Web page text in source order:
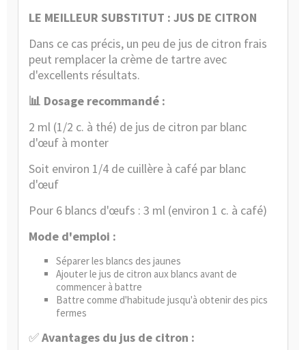
LE MEILLEUR SUBSTITUT : JUS DE CITRON
Dans ce cas précis, un peu de jus de citron frais
peut remplacer la crème de tartre avec
d'excellents résultats.
📊 Dosage recommandé :
2 ml (1/2 c. à thé) de jus de citron par blanc
d'œuf à monter
Soit environ 1/4 de cuillère à café par blanc
d'œuf
Pour 6 blancs d'œufs : 3 ml (environ 1 c. à café)
Mode d'emploi :
Séparer les blancs des jaunes
Ajouter le jus de citron aux blancs avant de
commencer à battre
Battre comme d'habitude jusqu'à obtenir des pics
fermes
✅Avantages du jus de citron :